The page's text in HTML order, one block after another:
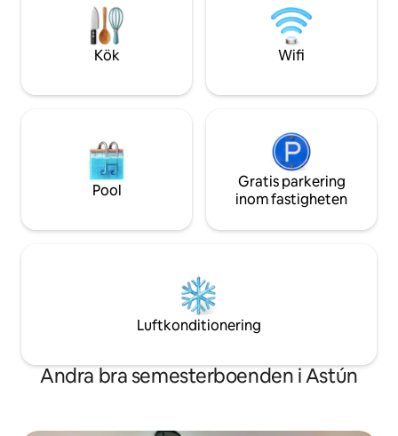
köksredskap, kaffebryggare, brödrost,
mikrovågsugn, spel ...). Området har en
pool och lekplats.
har ett utrustat
parkering.
Kök Wifi
Pool
Gratis parkering
inom fastigheten
Luftkonditionering
Andra bra semesterboenden i Astún